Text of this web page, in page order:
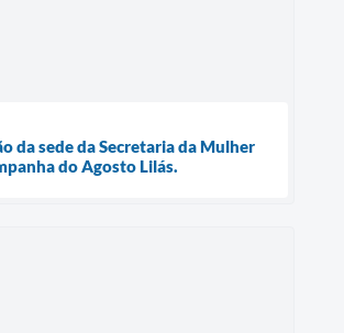
da sede da Secretaria da Mulher
do Agosto Lilás.